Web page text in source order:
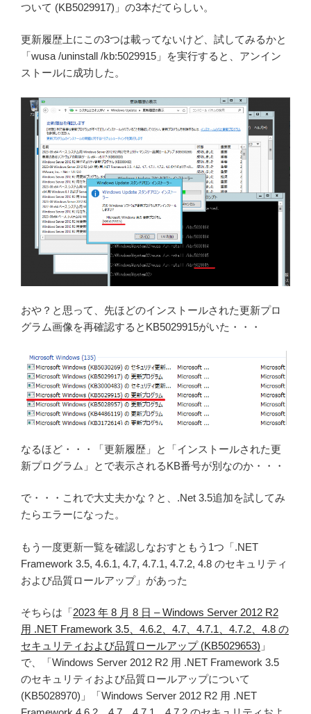
ついて (KB5029917)」の3本だてらしい。
更新履歴上にこの3つは載ってないけど、試してみるかと
「wusa /uninstall /kb:5029915」を実行すると、アンイン
ストールに成功した。
おや？と思って、先ほどのインストールされた更新プロ
グラム画像を再確認するとKB5029915がいた・・・
なるほど・・・「更新履歴」と「インストールされた更
新プログラム」とで表示されるKB番号が別なのか・・・
で・・・これで大丈夫かな？と、.Net 3.5追加を試してみ
たらエラーになった。
もう一度更新一覧を確認しなおすともう1つ「.NET
Framework 3.5, 4.6.1, 4.7, 4.7.1, 4.7.2, 4.8 のセキュリティ
および品質ロールアップ」があった
そちらは「2023 年 8 月 8 日 – Windows Server 2012 R2
用 .NET Framework 3.5、4.6.2、4.7、4.7.1、4.7.2、4.8 の
セキュリティおよび品質ロールアップ (KB5029653) 」
で、「Windows Server 2012 R2 用 .NET Framework 3.5
のセキュリティおよび品質ロールアップについて
(KB5028970)」「Windows Server 2012 R2 用 .NET